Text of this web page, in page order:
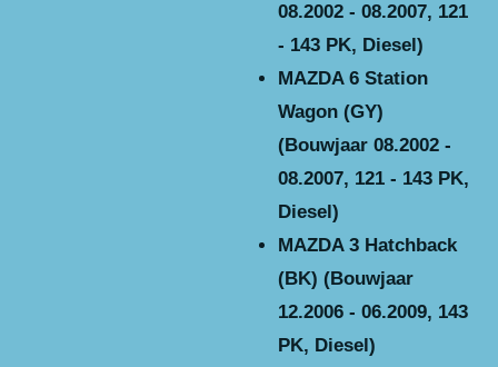
08.2002 - 08.2007, 121
- 143 PK, Diesel)
MAZDA 6 Station
Wagon (GY)
(Bouwjaar 08.2002 -
08.2007, 121 - 143 PK,
Diesel)
MAZDA 3 Hatchback
(BK) (Bouwjaar
12.2006 - 06.2009, 143
PK, Diesel)